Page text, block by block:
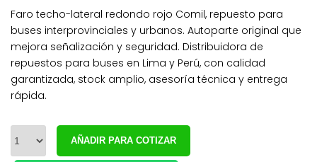
Faro techo-lateral redondo rojo Comil, repuesto para
buses interprovinciales y urbanos. Autoparte original que
mejora señalización y seguridad. Distribuidora de
repuestos para buses en Lima y Perú, con calidad
garantizada, stock amplio, asesoría técnica y entrega
rápida.
AÑADIR PARA COTIZAR